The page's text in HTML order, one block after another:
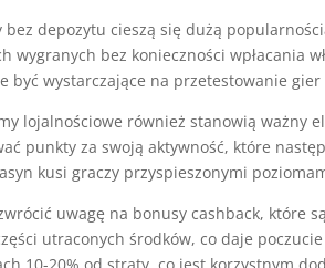
bez depozytu cieszą się dużą
wygranych bez konieczności wpłacania
być wystarczające na przetestowanie
lojalnościowe również stanowią ważny
punkty za swoją aktywność, które
kusi graczy przyspieszonymi
uwagę na bonusy cashback, które
utraconych środków, co daje